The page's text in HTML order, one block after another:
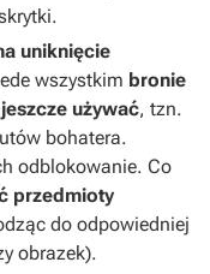
uniknięcie
wszystkim bronie
używać, tzn.
bohatera.
odblokowanie. Co
przedmioty
do odpowiedniej
obrazek).